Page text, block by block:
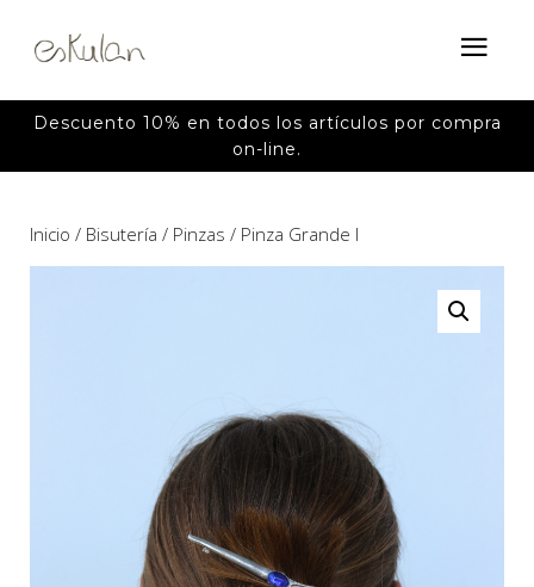
Descuento 10% en todos los artículos por compra
on-line.
Inicio / Bisutería / Pinzas / Pinza Grande I